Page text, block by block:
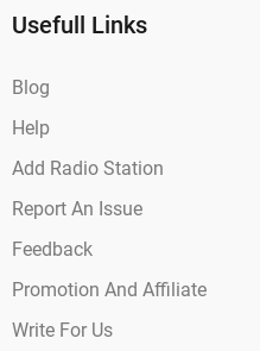
Usefull Links
Blog
Help
Add Radio Station
Report An Issue
Feedback
Promotion And Affiliate
Write For Us